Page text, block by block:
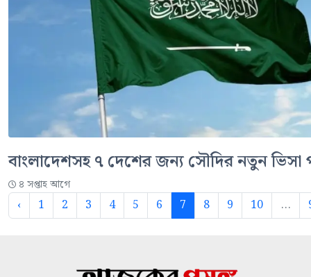
বাংলাদেশসহ ৭ দেশের জন্য সৌদির নতুন ভিসা
৪ সপ্তাহ আগে
‹ 1 2 3 4 5 6 7 8 9 10 ...